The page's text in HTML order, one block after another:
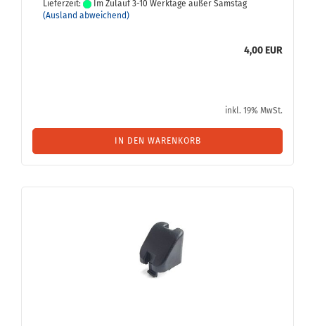
Lieferzeit:
Im Zulauf 3-10 Werktage außer Samstag
(Ausland abweichend)
4,00 EUR
inkl. 19% MwSt.
IN DEN WARENKORB